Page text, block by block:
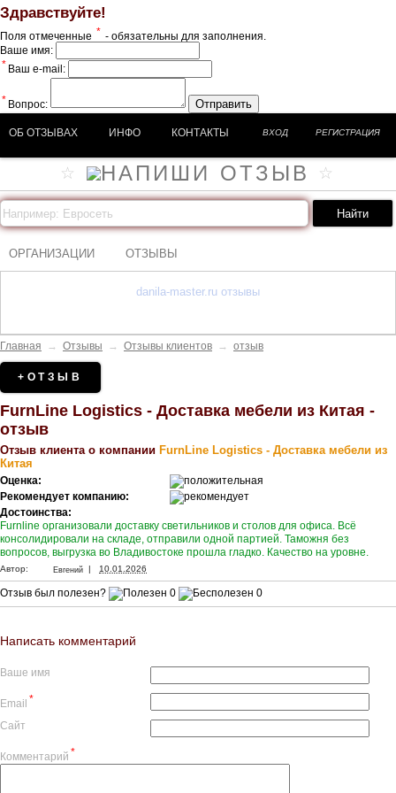
Здравствуйте!
Поля отмеченные * - обязательны для заполнения.
Ваше имя:
* Ваш e-mail:
* Вопрос: Отправить
ОБ ОТЗЫВАХ ИНФО КОНТАКТЫ ВХОД РЕГИСТРАЦИЯ
ОРГАНИЗАЦИИ ОТЗЫВЫ
danila-master.ru отзывы
Главная → Отзывы → Отзывы клиентов → отзыв
+ОТЗЫВ
FurnLine Logistics - Доставка мебели из Китая -
отзыв
Отзыв клиента о компании FurnLine Logistics - Доставка мебели из
Китая
Оценка:
Рекомендует компанию:
Достоинства:
Furnline организовали доставку светильников и столов для офиса. Всё
консолидировали на складе, отправили одной партией. Таможня без
вопросов, выгрузка во Владивостоке прошла гладко. Качество на уровне.
Автор: Евгений | 10.01.2026
Отзыв был полезен? 0 0
Написать комментарий
Ваше имя
Email *
Сайт
Комментарий *